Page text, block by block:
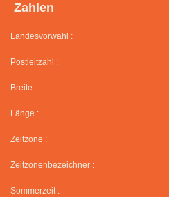
Zahlen
Landesvorwahl :
Postleitzahl :
Breite :
Länge :
Zeitzone :
Zeitzonenbezeichner :
Sommerzeit :